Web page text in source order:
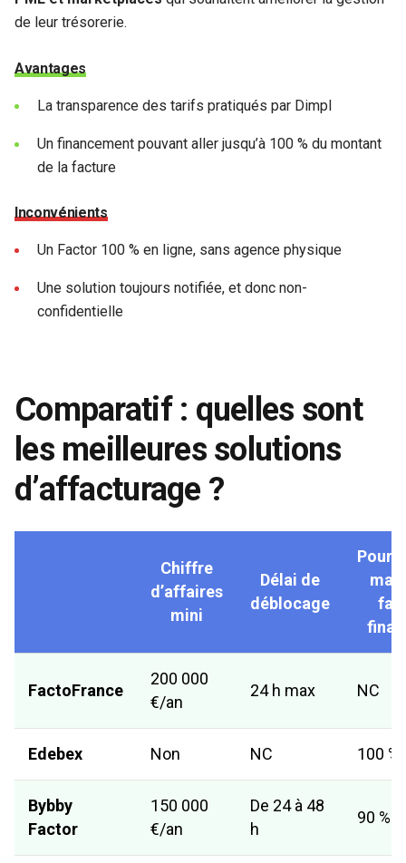
de leur trésorerie.
Avantages
La transparence des tarifs pratiqués par Dimpl
Un financement pouvant aller jusqu’à 100 % du montant
de la facture
Inconvénients
Un Factor 100 % en ligne, sans agence physique
Une solution toujours notifiée, et donc non-
confidentielle
Comparatif : quelles sont
les meilleures solutions
d’affacturage ?
Chiffre
d’affaires
mini
Délai de
déblocage
max
FactoFrance
200 000
€/an
24 h max NC
Edebex Non NC 100 %
Bybby
Factor
150 000
€/an
De 24 à 48
h
90 %